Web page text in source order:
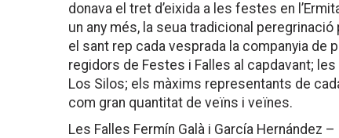
donava el tret d’eixida a les festes en
un any més, la seua tradicional
el sant rep cada vesprada la companyia de
regidors de Festes i Falles al capdavant;
Los Silos; els màxims representants de
com gran quantitat de veïns i veïnes.
Les Falles Fermín Galà i García Hernández